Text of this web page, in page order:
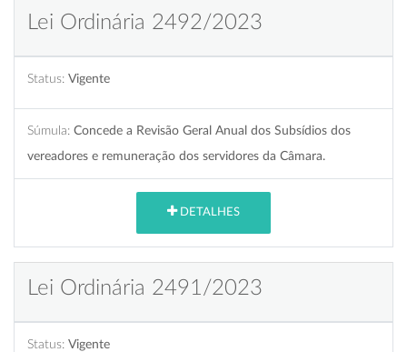
Lei Ordinária 2492/2023
Status: Vigente
Súmula: Concede a Revisão Geral Anual dos Subsídios dos
vereadores e remuneração dos servidores da Câmara.
DETALHES
Lei Ordinária 2491/2023
Status: Vigente